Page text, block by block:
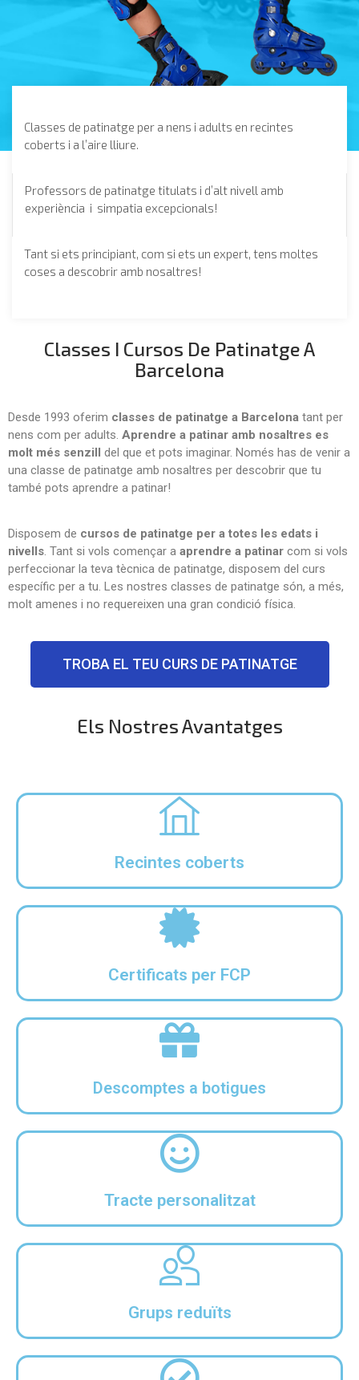
Classes de patinatge per a nens i adults en recintes
coberts i a l’aire lliure.
Professors de patinatge titulats i d’alt nivell amb
experiència i simpatia excepcionals!
Tant si ets principiant, com si ets un expert, tens moltes
coses a descobrir amb nosaltres!
Classes I Cursos De Patinatge A
Barcelona
Desde 1993 oferim classes de patinatge a Barcelona tant per
nens com per adults. Aprendre a patinar amb nosaltres es
molt més senzill
del que et pots imaginar. Només has de venir a
una classe de patinatge amb nosaltres per descobrir que tu
també pots aprendre a patinar!
Disposem de cursos de patinatge per a totes les edats i
nivells. Tant si vols començar a aprendre a patinar com si vols
perfeccionar la teva tècnica de patinatge, disposem del curs
específic per a tu. Les nostres classes de patinatge són, a més,
molt amenes i no requereixen una gran condició física.
TROBA EL TEU CURS DE PATINATGE
Els Nostres Avantatges
Recintes coberts
Certificats per FCP
Descomptes a botigues
Tracte personalitzat
Grups reduïts